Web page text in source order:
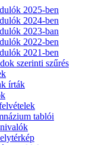
2025-ben
2024-ben
2023-ban
2022-ben
2021-ben
szerinti szűrés
írták
tablói